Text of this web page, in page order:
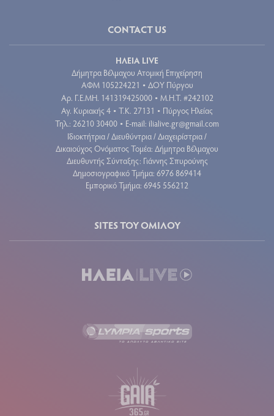
CONTACT US
ΗΛΕΙΑ LIVE
Δήμητρα Βέλμαχου Ατομική Επιχείρηση
ΑΦΜ 105224221 • ΔΟΥ Πύργου
Aρ. Γ.Ε.ΜΗ. 141319425000 • Μ.Η.Τ. #242102
Αγ. Κυριακής 4 • Τ.Κ. 27131 • Πύργος Ηλείας
Τηλ.: 26210 30400 • E-mail: ilialive.gr@gmail.com
Ιδιοκτήτρια / Διευθύντρια / Διαχειρίστρια /
Δικαιούχος Ονόματος Τομέα: Δήμητρα Βέλμαχου
Διευθυντής Σύνταξης: Γιάννης Σπυρούνης
Δημοσιογραφικό Τμήμα: 6976 869414
Εμπορικό Τμήμα: 6945 556212
SITES ΤΟΥ ΟΜΙΛΟΥ